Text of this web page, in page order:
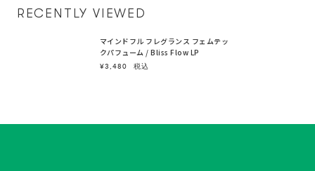
RECENTLY VIEWED
マインドフル フレグランス フェムテッ
クパフューム / Bliss Flow LP
¥3,480 税込